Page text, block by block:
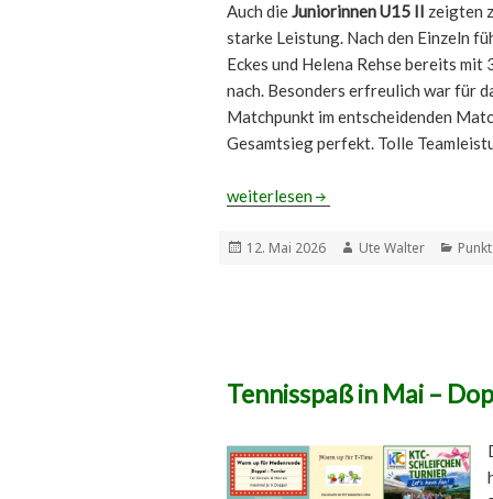
Auch dieJuniorinnen U15 II zeigten
starke Leistung. Nach den Einzeln
Eckes und Helena Rehse bereits
nach. Besonders erfreulich war für
Matchpunkt im entscheidenden
Gesamtsieg perfekt. Tolle
Erfolgreicher Start in die
weiterlesen
Veröffentlicht
12. Mai 2026 Autor
Ute Walter
Tennisspaß in Mai –